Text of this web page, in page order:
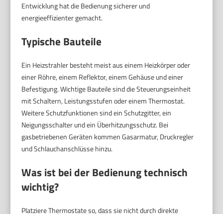
Entwicklung hat die Bedienung sicherer und
energieeffizienter gemacht.
Typische Bauteile
Ein Heizstrahler besteht meist aus einem Heizkörper oder
einer Röhre, einem Reflektor, einem Gehäuse und einer
Befestigung. Wichtige Bauteile sind die Steuerungseinheit
mit Schaltern, Leistungsstufen oder einem Thermostat.
Weitere Schutzfunktionen sind ein Schutzgitter, ein
Neigungsschalter und ein Überhitzungsschutz. Bei
gasbetriebenen Geräten kommen Gasarmatur, Druckregler
und Schlauchanschlüsse hinzu.
Was ist bei der Bedienung technisch
wichtig?
Platziere Thermostate so, dass sie nicht durch direkte